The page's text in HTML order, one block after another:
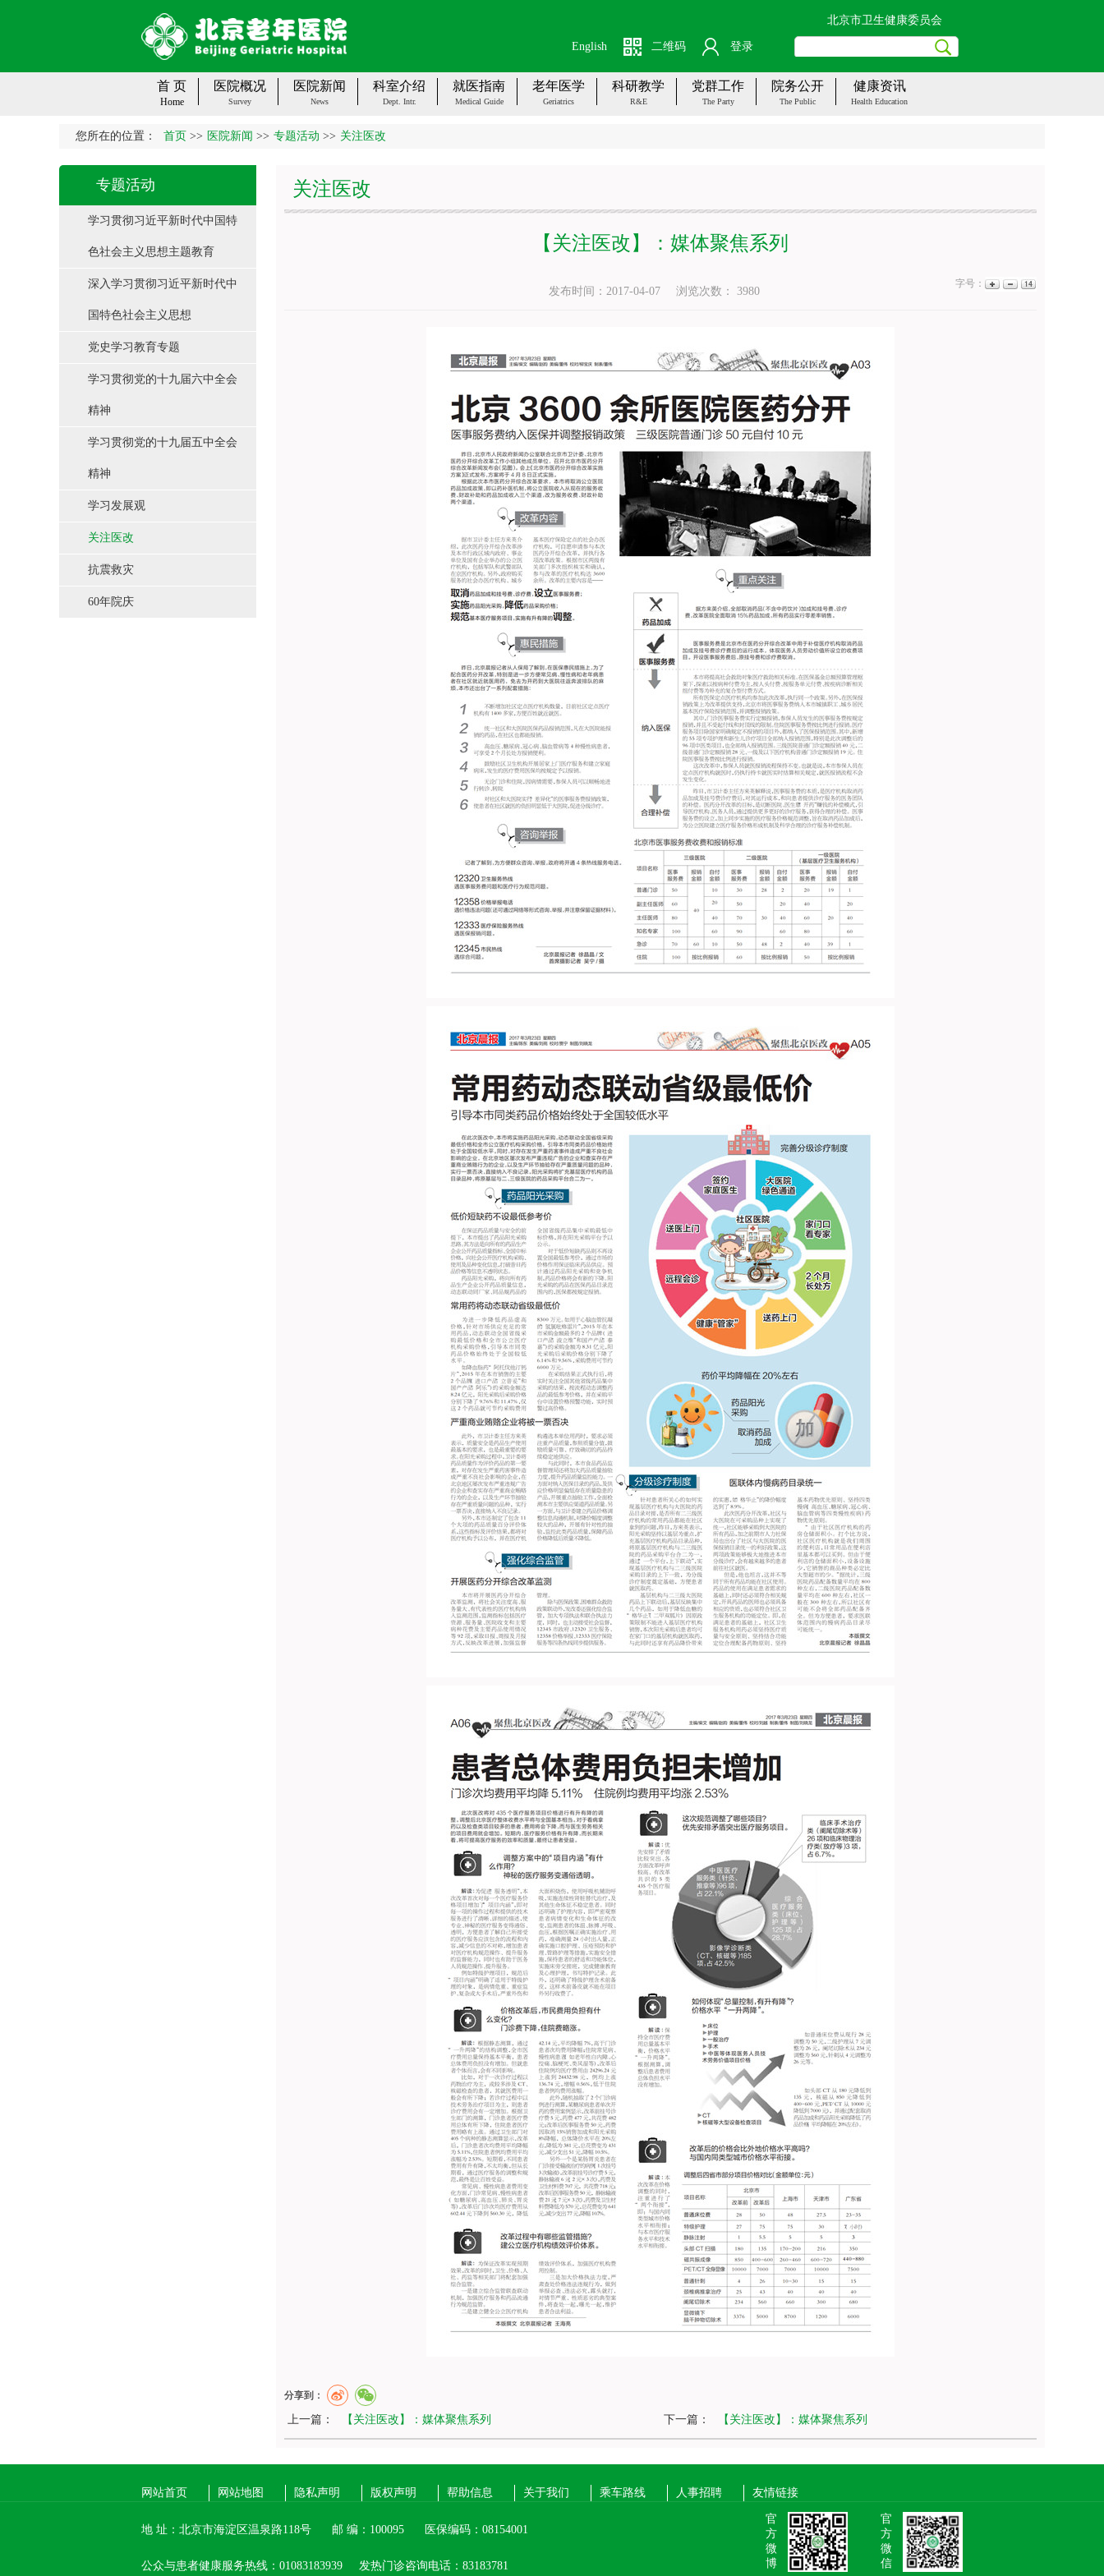
北京市卫生健康委员会
二维码 登录
English
首 页
Home
医院概况
Survey
医院新闻
News
科室介绍
Dept. Intr.
就医指南
Medical Guide
老年医学
Geriatrics
科研教学
R&E
党群工作
The Party
院务公开
The Public
健康资讯
Health Education
您所在的位置： 首页 >> 医院新闻 >> 专题活动 >> 关注医改
专题活动
学习贯彻习近平新时代中国特
色社会主义思想主题教育
深入学习贯彻习近平新时代中
国特色社会主义思想
党史学习教育专题
学习贯彻党的十九届六中全会
精神
学习贯彻党的十九届五中全会
精神
学习发展观
关注医改
抗震救灾
60年院庆
关注医改
【关注医改】：媒体聚焦系列
发布时间：2017-04-07 浏览次数： 3980
字号：
分享到：
上一篇： 【关注医改】：媒体聚焦系列 下一篇： 【关注医改】：媒体聚焦系列
网站首页 网站地图 隐私声明 版权声明 帮助信息 关于我们 乘车路线 人事招聘 友情链接
地 址：北京市海淀区温泉路118号 邮 编：100095 医保编码：08154001
公众与患者健康服务热线：01083183939 发热门诊咨询电话：83183781
官
方
微
博
官
方
微
信